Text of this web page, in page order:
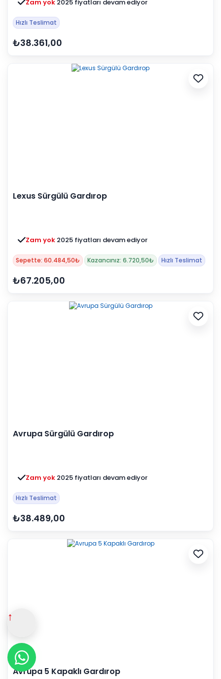
Zam yok 2025 fiyatları devam ediyor
Hızlı Teslimat
₺38.361,00
Lexus Sürgülü Gardırop
Zam yok 2025 fiyatları devam ediyor
Sepette: 60.484,50₺ Kazancınız: 6.720,50₺ Hızlı Teslimat
₺67.205,00
Avrupa Sürgülü Gardırop
Zam yok 2025 fiyatları devam ediyor
Hızlı Teslimat
₺38.489,00
Avrupa 5 Kapaklı Gardırop
↑